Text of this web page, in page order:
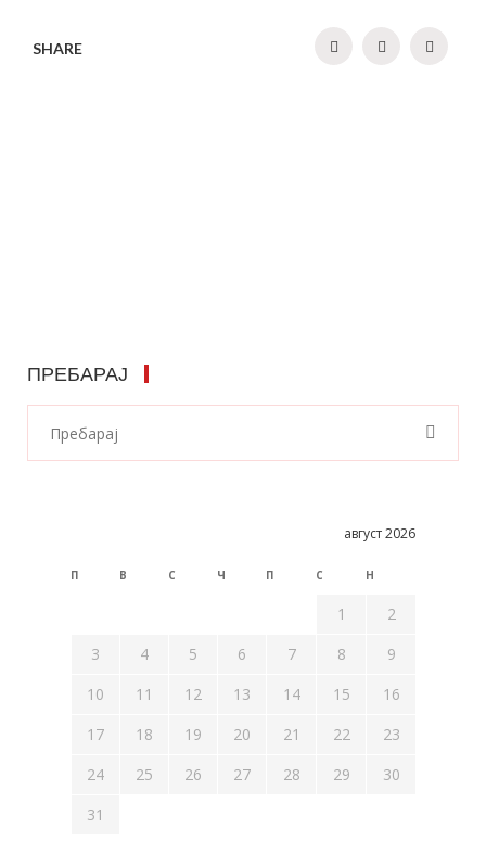
SHARE
ПРЕБАРАЈ
август 2026
П В С Ч П С Н
1
2
3
4 5 6 7 8
9
10
11 12 13 14 15
16
17
18 19 20 21 22
23
24
25 26 27 28 29
30
31